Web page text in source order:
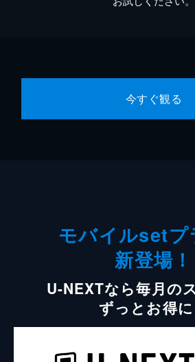
今すぐ観る
モバイルsetプ
新登場！
U-NEXTなら毎月の
ずっとお得に